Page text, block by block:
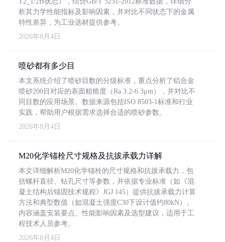
析其力学性能指标及影响因素，并对比不同状态下的金属
特性差异，为工业选材提供参考。
2026年8月4日
喷砂都有多少目
本文系统介绍了喷砂目数的分级标准，重点分析了铝合金
喷砂200目对应的表面粗糙度（Ra 3.2-6.3μm），并对比不
同目数的应用场景。数据来源包括ISO 8503-1标准和行业
实践，帮助用户根据需求选择合适的喷砂参数。
2026年8月4日
M20化学锚栓尺寸规格及抗拔承载力详解
本文详细解析M20化学锚栓的尺寸规格和抗拔承载力，包
括螺杆直径、钻孔尺寸等参数，并依据专业标准（如《混
凝土结构后锚固技术规程》JGJ 145）提供抗拔承载力计算
方法和典型数值（如混凝土强度C30下设计值约80kN）。
内容涵盖安装要点、性能影响因素及选型建议，适用于工
程技术人员参考。
2026年8月4日